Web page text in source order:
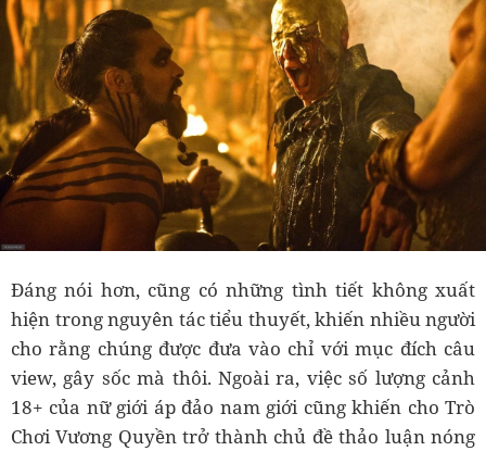
Đáng nói hơn, cũng có những tình tiết không xuất
hiện trong nguyên tác tiểu thuyết, khiến nhiều người
cho rằng chúng được đưa vào chỉ với mục đích câu
view, gây sốc mà thôi. Ngoài ra, việc số lượng cảnh
18+ của nữ giới áp đảo nam giới cũng khiến cho Trò
Chơi Vương Quyền trở thành chủ đề thảo luận nóng